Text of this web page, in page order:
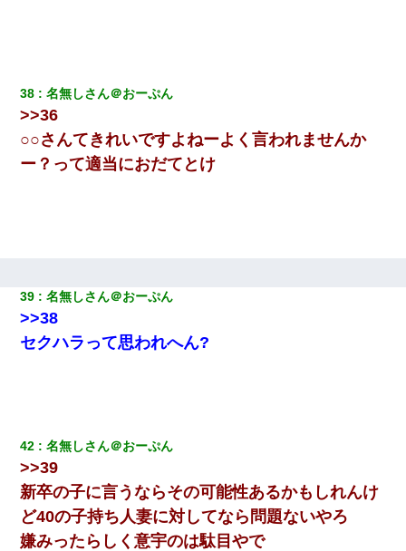
38 名無しさん＠おーぷん
>>36
○○さんてきれいですよねーよく言われませんか
ー？って適当におだてとけ
39 名無しさん＠おーぷん
>>38
セクハラって思われへん?
42 名無しさん＠おーぷん
>>39
新卒の子に言うならその可能性あるかもしれんけ
ど40の子持ち人妻に対してなら問題ないやろ
嫌みったらしく意宇のは駄目やで